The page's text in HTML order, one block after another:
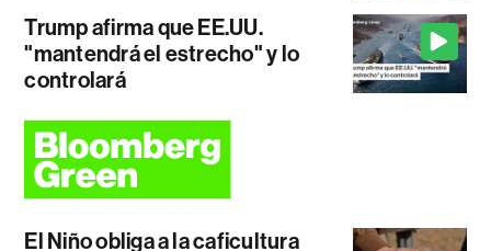
Trump afirma que EE.UU.
"mantendrá el estrecho" y lo
controlará
El Niño obliga a la caficultura